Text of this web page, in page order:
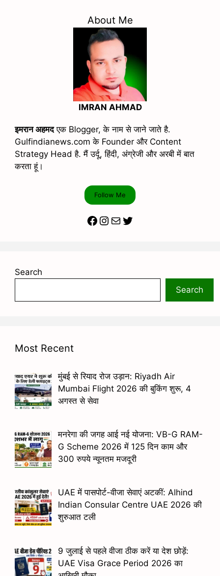
About Me
IMRAN AHMAD
इमरान अहमदएक Blogger, के नाम से जाने जाते है.
Gulfindianews.com के Founder और Content
Strategy Head है. मैं उर्दू, हिंदी, अंग्रेजी और अरबी में बात
करता हूं।
Follow Me
Facebook
Instagram
MailTwitter
Search
Search
Most Recent
मुंबई से रियाद रोज उड़ान: Riyadh Air
Mumbai Flight 2026 की बुकिंग शुरू, 4
अगस्त से सेवा
मनरेगा की जगह आई नई योजना: VB-G RAM-
G Scheme 2026 में 125 दिन काम और
300 रुपये न्यूनतम मजदूरी
UAE में पासपोर्ट-वीजा सेवाएं अटकीं: Alhind
Indian Consular Centre UAE 2026 की
शुरुआत टली
9 जुलाई से पहले वीजा ठीक करें या देश छोड़ें:
UAE Visa Grace Period 2026 का